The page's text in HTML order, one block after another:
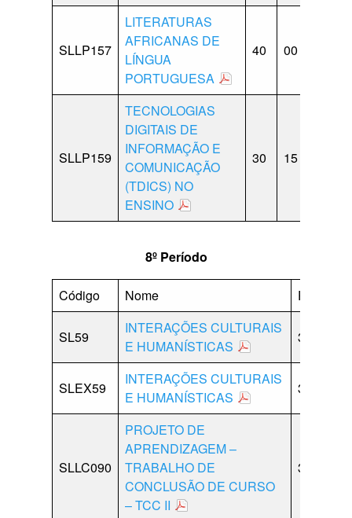
SLLP157
LITERATURAS
AFRICANAS DE
LÍNGUA
PORTUGUESA
40 00
SLLP159
TECNOLOGIAS
DIGITAIS DE
INFORMAÇÃO E
COMUNICAÇÃO
(TDICS) NO
ENSINO
30 15
8º Período
Código Nome PD
SL59
INTERAÇÕES CULTURAIS
E HUMANÍSTICAS
30
SLEX59
INTERAÇÕES CULTURAIS
E HUMANÍSTICAS
30
SLLC090
PROJETO DE
APRENDIZAGEM –
TRABALHO DE
CONCLUSÃO DE CURSO
– TCC II
30